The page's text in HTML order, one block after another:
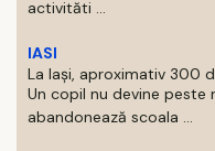
activităti ...
IASI
La Iași, aproximativ 300
Un copil nu devine
abandonează scoala ...